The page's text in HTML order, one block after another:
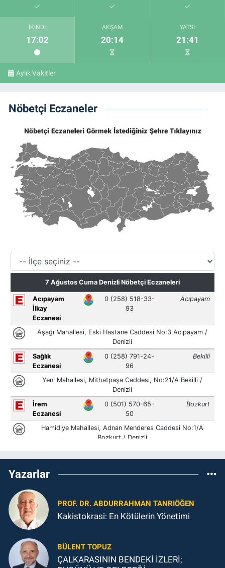
İKINDI
17:02
AKŞAM
20:14
YATSI
21:41
Aylık Vakitler
Nöbetçi Eczaneler
Yazarlar
PROF. DR. ABDURRAHMAN TANRIÖĞEN
Kakistokrasi: En Kötülerin Yönetimi
BÜLENT TOPUZ
ÇALKARASININ BENDEKİ İZLERİ;